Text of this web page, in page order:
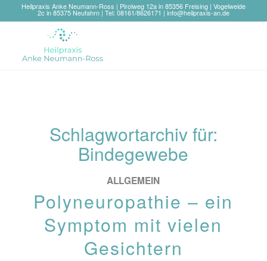
Heilpraxis Anke Neumann-Ross | Pirolweg 12a in 85356 Freising | Vogelweide
2c in 85375 Neufahrn | Tel: 08161/8626171 | info@heilpraxis-an.de
Schlagwortarchiv für:
Bindegewebe
ALLGEMEIN
Polyneuropathie – ein
Symptom mit vielen
Gesichtern